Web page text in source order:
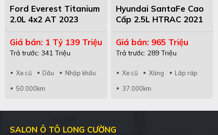
Ford Everest Titanium
2.0L 4x2 AT 2023
Giá bán: 1 Tỷ 139 Triệu
Trả trước: 341 Triệu
Xe cũ Dầu
Nhập khẩu
50.000km
Hyundai SantaFe Cao
Cấp 2.5L HTRAC 2021
Giá bán: 965 Triệu
Trả trước: 289 Triệu
Xe cũ Xăng
Lắp ráp
37.000km
SALON Ô TÔ LONG CƯỜNG